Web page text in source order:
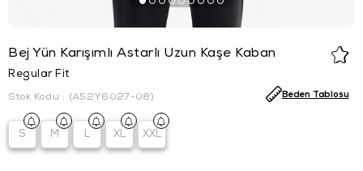
Bej Yün Karışımlı Astarlı Uzun Kaşe Kaban
Regular Fit
Stok Kodu (A52Y6027-08)
S M L XL XXL
Beden Tablosu